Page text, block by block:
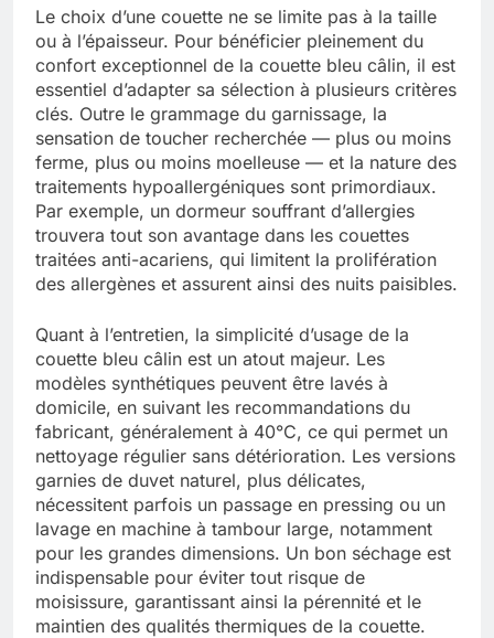
Le choix d’une couette ne se limite pas à la taille
ou à l’épaisseur. Pour bénéficier pleinement du
confort exceptionnel de la couette bleu câlin, il est
essentiel d’adapter sa sélection à plusieurs critères
clés. Outre le grammage du garnissage, la
sensation de toucher recherchée — plus ou moins
ferme, plus ou moins moelleuse — et la nature des
traitements hypoallergéniques sont primordiaux.
Par exemple, un dormeur souffrant d’allergies
trouvera tout son avantage dans les couettes
traitées anti-acariens, qui limitent la prolifération
des allergènes et assurent ainsi des nuits paisibles.
Quant à l’entretien, la simplicité d’usage de la
couette bleu câlin est un atout majeur. Les
modèles synthétiques peuvent être lavés à
domicile, en suivant les recommandations du
fabricant, généralement à 40°C, ce qui permet un
nettoyage régulier sans détérioration. Les versions
garnies de duvet naturel, plus délicates,
nécessitent parfois un passage en pressing ou un
lavage en machine à tambour large, notamment
pour les grandes dimensions. Un bon séchage est
indispensable pour éviter tout risque de
moisissure, garantissant ainsi la pérennité et le
maintien des qualités thermiques de la couette.